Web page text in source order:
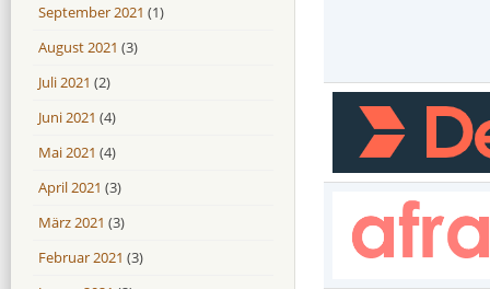
September 2021 (1)
August 2021 (3)
Juli 2021 (2)
Juni 2021 (4)
Mai 2021 (4)
April 2021 (3)
März 2021 (3)
Februar 2021 (3)